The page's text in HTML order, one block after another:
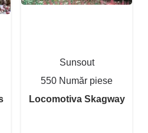
Sunsout
550 Număr piese
Locomotiva Skagway